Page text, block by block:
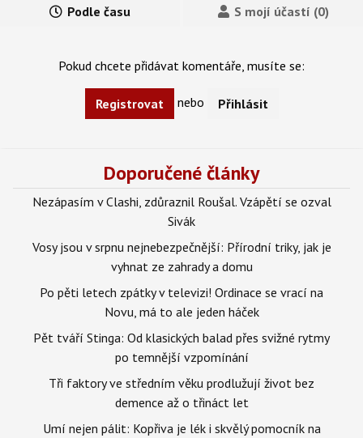
Podle času S mojí účastí (0)
Pokud chcete přidávat komentáře, musíte se:
Registrovat nebo Přihlásit
Doporučené články
Nezápasím v Clashi, zdůraznil Roušal. Vzápětí se ozval
Sivák
Vosy jsou v srpnu nejnebezpečnější: Přírodní triky, jak je
vyhnat ze zahrady a domu
Po pěti letech zpátky v televizi! Ordinace se vrací na
Novu, má to ale jeden háček
Pět tváří Stinga: Od klasických balad přes svižné rytmy
po temnější vzpomínání
Tři faktory ve středním věku prodlužují život bez
demence až o třináct let
Umí nejen pálit: Kopřiva je lék i skvělý pomocník na